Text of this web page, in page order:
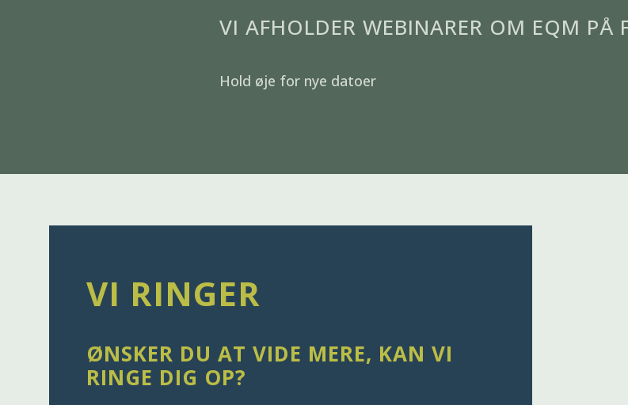
VI AFHOLDER WEBINARER OM EQM PÅ
Hold øje for nye datoer
VI RINGER
ØNSKER DU AT VIDE MERE, KAN VI
RINGE DIG OP?